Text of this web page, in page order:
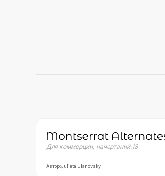
Для коммерции, начертаний:18
Автор:Julieta Ulanovsky